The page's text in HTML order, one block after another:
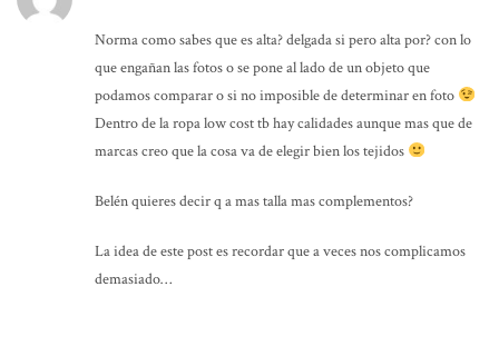
Norma como sabes que es alta? delgada si pero alta por? con lo
que engañan las fotos o se pone al lado de un objeto que
podamos comparar o si no imposible de determinar en foto
Dentro de la ropa low cost tb hay calidades aunque mas que de
marcas creo que la cosa va de elegir bien los tejidos
Belén quieres decir q a mas talla mas complementos?
La idea de este post es recordar que a veces nos complicamos
demasiado…